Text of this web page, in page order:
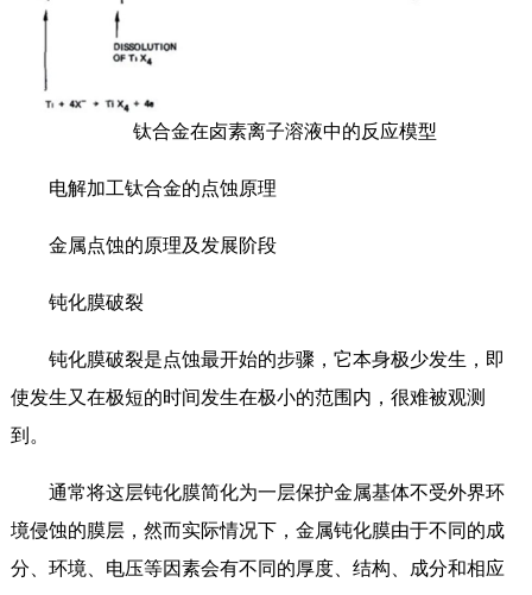
钛合金在卤素离子溶液中的反应模型
电解加工钛合金的点蚀原理
金属点蚀的原理及发展阶段
钝化膜破裂
钝化膜破裂是点蚀最开始的步骤，它本身极少发生，即
使发生又在极短的时间发生在极小的范围内，很难被观测
到。
通常将这层钝化膜简化为一层保护金属基体不受外界环
境侵蚀的膜层，然而实际情况下，金属钝化膜由于不同的成
分、环境、电压等因素会有不同的厚度、结构、成分和相应